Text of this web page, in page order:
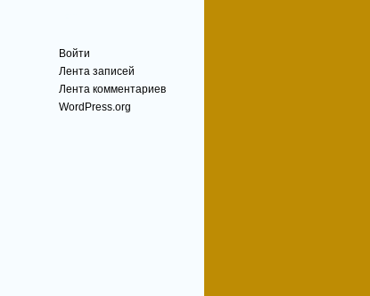
Войти
Лента записей
Лента комментариев
WordPress.org